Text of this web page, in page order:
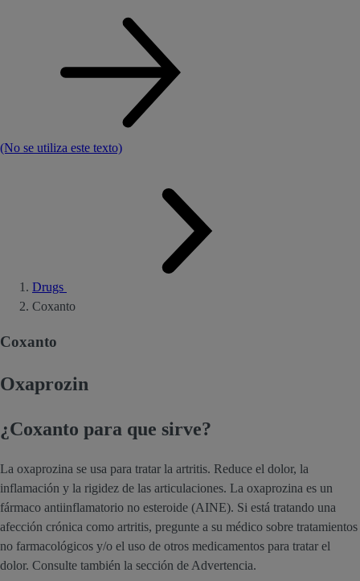
(No se utiliza este texto)
Drugs
Coxanto
Coxanto
Oxaprozin
¿Coxanto para que sirve?
La oxaprozina se usa para tratar la artritis. Reduce el dolor, la
inflamación y la rigidez de las articulaciones. La oxaprozina es un
fármaco antiinflamatorio no esteroide (AINE). Si está tratando una
afección crónica como artritis, pregunte a su médico sobre tratamientos
no farmacológicos y/o el uso de otros medicamentos para tratar el
dolor. Consulte también la sección de Advertencia.